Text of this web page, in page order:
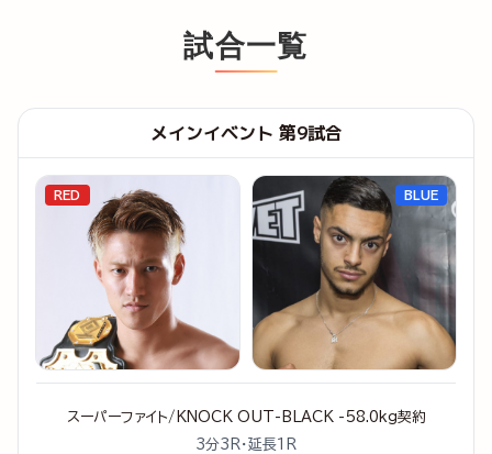
試合一覧
メインイベント 第9試合
RED
スーパーファイト/KNOCK OUT-BLACK -58.0kg契約
3分3R・延長1R
BLUE